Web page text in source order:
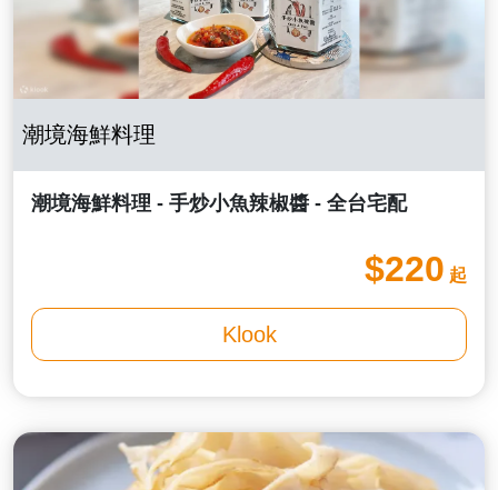
潮境海鮮料理
潮境海鮮料理 - 手炒小魚辣椒醬 - 全台宅配
$220 起
Klook